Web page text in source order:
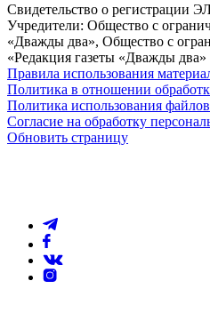
Свидетельство о регистрации
Учредители: Общество с
«Дважды два», Общество с
«Редакция газеты «Дважды два»
Правила использования
Политика в отношении
Политика использования
Согласие на обработку
Обновить страницу